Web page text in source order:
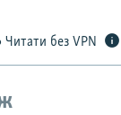
Читати без VPN